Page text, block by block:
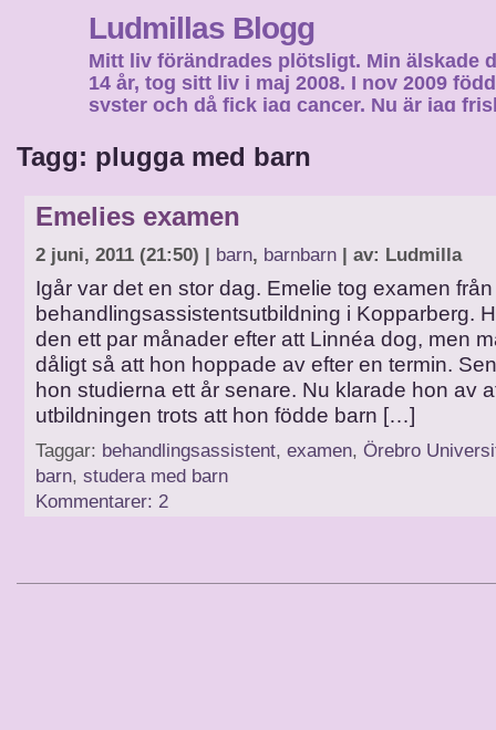
Ludmillas Blogg
Mitt liv förändrades plötsligt. Min älskade
14 år, tog sitt liv i maj 2008. I nov 2009
syster och då fick jag cancer. Nu är jag
Tagg: plugga med barn
Emelies examen
2 juni, 2011 (21:50) | barn, barnbarn | av: Ludmilla
Igår var det en stor dag. Emelie tog examen
behandlingsassistentsutbildning i Kopparberg.
den ett par månader efter att Linnéa dog, men
dåligt så att hon hoppade av efter en termin.
hon studierna ett år senare. Nu klarade hon av
utbildningen trots att hon födde barn […]
Taggar: behandlingsassistent, examen, Örebro
barn, studera med barn
Kommentarer: 2